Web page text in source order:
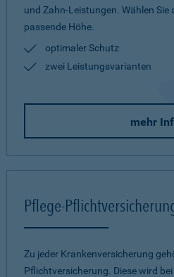
und Zahn-Leistungen. Wählen
passende Höhe.
optimaler Schutz
zwei Leistungsvarianten
mehr
Pflege-
Zu jeder Krankenversicherung
Pflichtversicherung. Diese wird bei